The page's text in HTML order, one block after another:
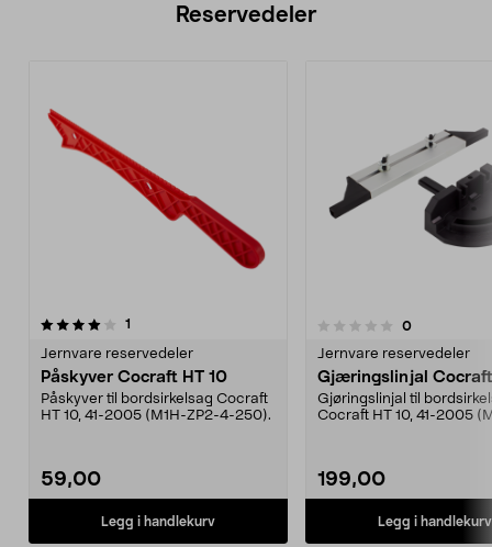
Reservedeler
1
Jernvare reservedeler
Påskyver Cocraft HT 10
Påskyver til bordsirkelsag Cocraft
HT 10, 41-2005 (M1H-ZP2-4-250).
59,00
Legg i handlekurv
0.0 av 5 stjerner 0anmeldelser
Jernvare reservedeler
Gjæringslinjal Cocraft
Gjøringslinjal til
Cocraft HT 10, 41-2005
199,00
Legg i handlekurv
5.0av 5 stjerner